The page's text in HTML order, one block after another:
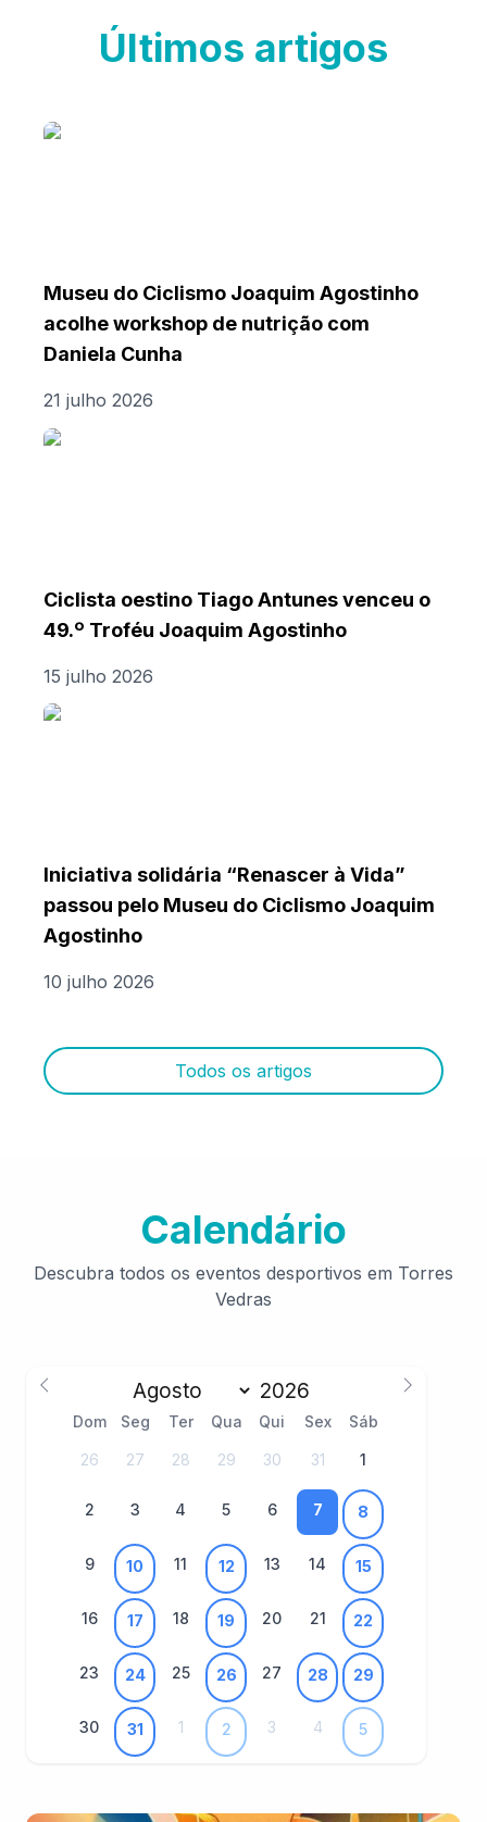
Últimos artigos
Museu do Ciclismo Joaquim Agostinho
acolhe workshop de nutrição com
Daniela Cunha
21 julho 2026
Ciclista oestino Tiago Antunes venceu o
49.º Troféu Joaquim Agostinho
15 julho 2026
Iniciativa solidária “Renascer à Vida”
passou pelo Museu do Ciclismo Joaquim
Agostinho
10 julho 2026
Todos os artigos
Calendário
Descubra todos os eventos desportivos em Torres
Vedras
Dom Seg Ter Qua Qui Sex Sáb
26 27 28 29 30 31 1
2 3 4 5 6 7 8
9 10 11 12 13 14 15
16 17 18 19 20 21 22
23 24 25 26 27 28 29
30 31 1 2 3 4 5